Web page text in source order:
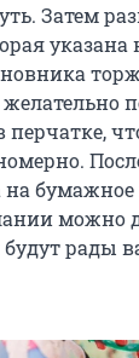
Затем
указана
бумажное
можно
рады